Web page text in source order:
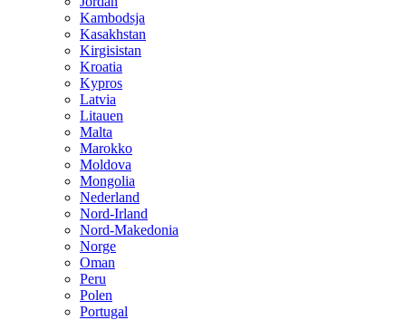
Kambodsja
Kasakhstan
Kirgisistan
Kroatia
Kypros
Latvia
Litauen
Malta
Marokko
Moldova
Mongolia
Nederland
Nord-Irland
Nord-Makedonia
Norge
Oman
Peru
Polen
Portugal